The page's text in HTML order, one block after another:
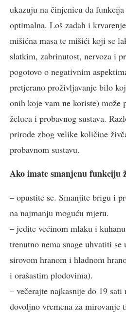
ukazuju na činjenicu da funkcija
optimalna. Loš zadah i
mišićna masa te mišići koji se
slatkim, zabrinutost, nervoza i
pogotovo o negativnim
pretjerano proživljavanje bilo
onih koje vam ne koriste) može
želuca i probavnog sustava.
prirode zbog velike količine
probavnom sustavu.
Ako imate smanjenu funkciju
– opustite se. Smanjite brigu i
na najmanju moguću mjeru.
– jedite većinom mlaku i
trenutno nema snage uhvatiti
sirovom hranom i hladnom
i orašastim plodovima).
– večerajte najkasnije do 19 sati
dovoljno vremena za mirovanje